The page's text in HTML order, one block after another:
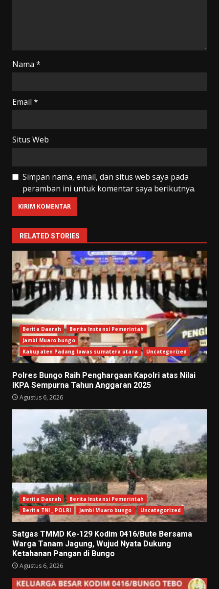
Nama *
Email *
Situs Web
Simpan nama, email, dan situs web saya pada
peramban ini untuk komentar saya berikutnya.
RELATED STORIES
Berita Daerah
Berita Instansi Pemerintah
Jambi Muaro bungo
Kabupaten Padang lawas sumatera utara
Uncategorized
Polres Bungo Raih Penghargaan Kapolri atas Nilai
IKPA Sempurna Tahun Anggaran 2025
Agustus 6, 2026
Berita Daerah
Berita Instansi Pemerintah
Berita TNI _ POLRI
Jambi Muaro bungo Uncategorized
Satgas TMMD Ke-129 Kodim 0416/Bute Bersama
Warga Tanam Jagung, Wujud Nyata Dukung
Ketahanan Pangan di Bungo
Agustus 6, 2026